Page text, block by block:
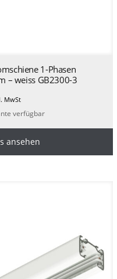
1-Phasen
– weiss GB2300-3
MwSt
verfügbar
ansehen